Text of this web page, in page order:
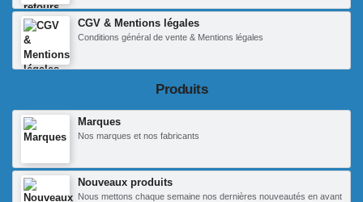
CGV & Mentions légales
Conditions général de vente & Mentions légales
Produits
Marques
Nos marques et nos fabricants
Nouveaux produits
Nous mettons chaque semaine nos dernières nouveautés en avant